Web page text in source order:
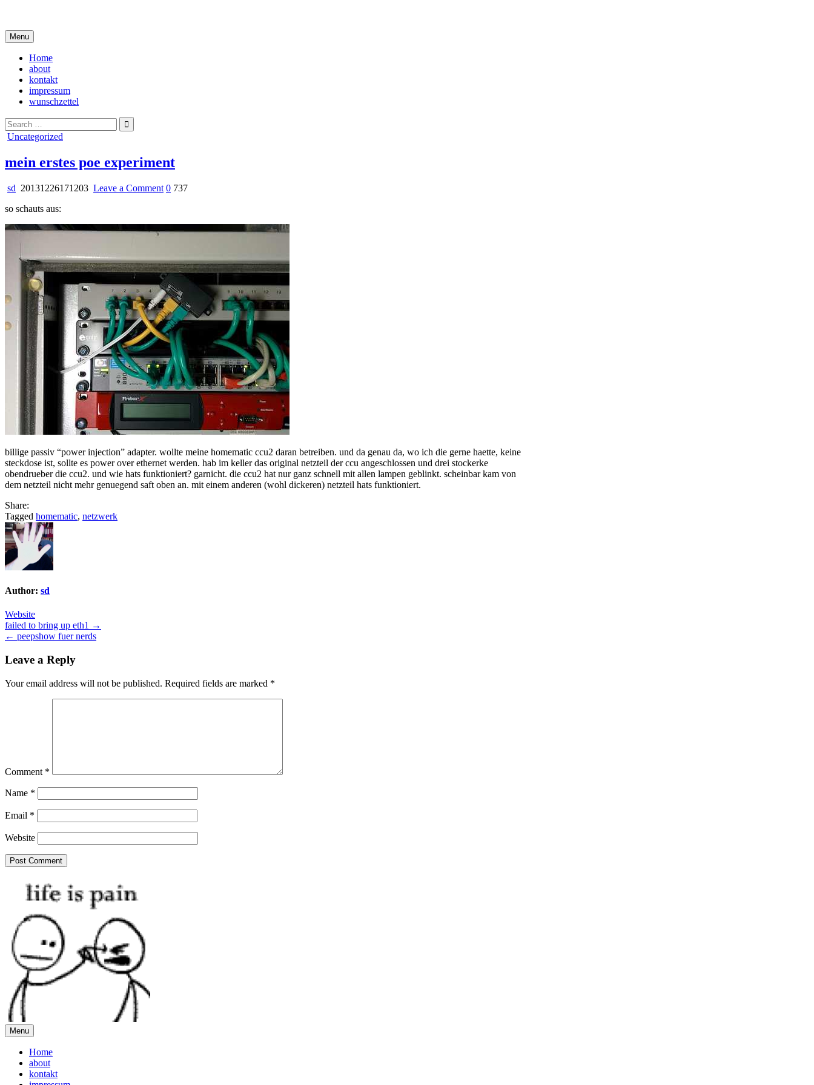
content
Menu
Home
about
kontakt
impressum
wunschzettel
Search
for:
Posted
Uncategorized
mein erstes poe experiment
sd 20131226171203 Leave a Commenton
experiment
0 737
so schauts aus:
billige passiv “power injection” adapter. wollte meine homematic ccu2 daran betreiben. und da genau da, wo ich die gerne haette, keine
steckdose ist, sollte es power over ethernet werden. hab im keller das original netzteil der ccu angeschlossen und drei stockerke
obendrueber die ccu2. und wie hats funktioniert? garnicht. die ccu2 hat nur ganz schnell mit allen lampen geblinkt. scheinbar kam von
dem netzteil nicht mehr genuegend saft oben an. mit einem anderen (wohl dickeren) netzteil hats funktioniert.
Share:
Tagged homematic, netzwerk
Author: sd
Website
Post
navigation
failed to bring up eth1 →
← peepshow fuer nerds
Leave a Reply
Your email address will not be published. Required fields are marked *
Comment *
Name *
Email *
Website
Menu
Home
about
kontakt